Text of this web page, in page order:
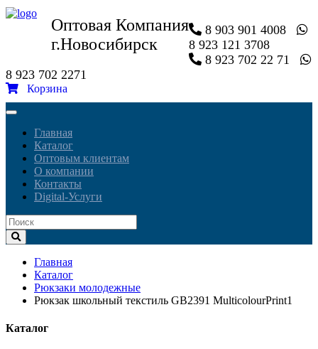
Оптовая Компания
г.Новосибирск
8 903 901 4008
8 923 121 3708
8 923 702 22 71
8 923 702 2271
Корзина
Toggle
navigationГлавная
Каталог
Оптовым клиентам
О компании
Контакты
Digital-Услуги
Главная
Каталог
Рюкзаки молодежные
Рюкзак школьный текстиль GB2391 MulticolourPrint1
Каталог